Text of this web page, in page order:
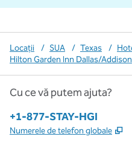
Locații / SUA / Texas /
Hilton Garden Inn Dallas/Addison
Cu ce vă putem ajuta?
Telefon:
+1-877-STAY-HGI
Numerele de telefon globale ,